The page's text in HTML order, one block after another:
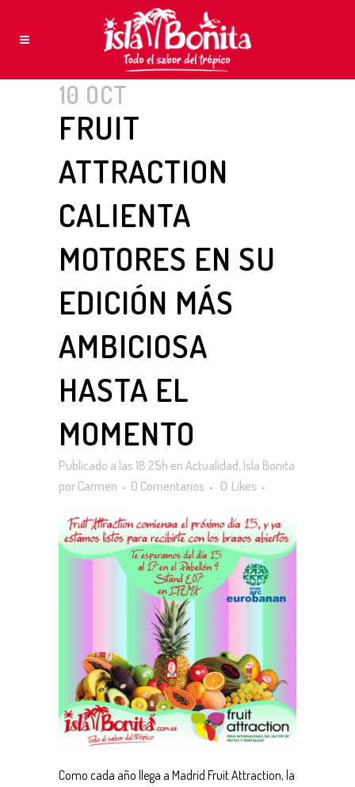
10 OCT
FRUIT
ATTRACTION
CALIENTA
MOTORES EN SU
EDICIÓN MÁS
AMBICIOSA
HASTA EL
MOMENTO
Publicado a las 18:25h en Actualidad, Isla Bonita
por Carmen 0 Comentarios 0 Likes
Como cada año llega a Madrid Fruit Attraction, la